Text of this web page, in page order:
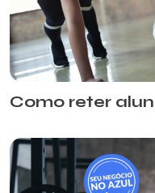
Como reter